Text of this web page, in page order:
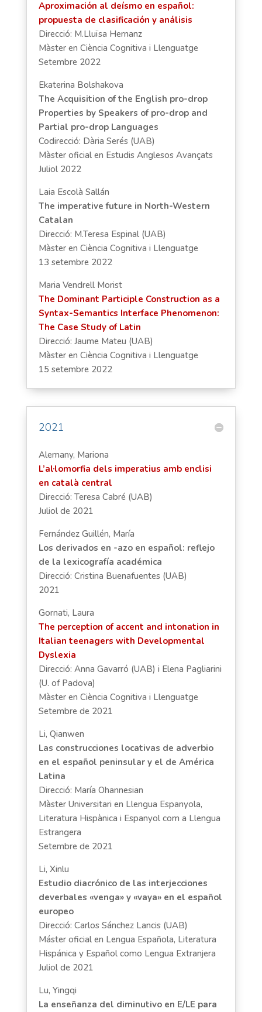
Aproximación al deísmo en español:
propuesta de clasificación y análisis
Direcció: M.Lluïsa Hernanz
Màster en Ciència Cognitiva i Llenguatge
Setembre 2022
Ekaterina Bolshakova
The Acquisition of the English pro-drop
Properties by Speakers of pro-drop and
Partial pro-drop Languages
Codirecció: Dària Serés (UAB)
Màster oficial en Estudis Anglesos Avançats
Juliol 2022
Laia Escolà Sallán
The imperative future in North-Western
Catalan
Direcció: M.Teresa Espinal (UAB)
Màster en Ciència Cognitiva i Llenguatge
13 setembre 2022
Maria Vendrell Morist
The Dominant Participle Construction as a
Syntax-Semantics Interface Phenomenon:
The Case Study of Latin
Direcció: Jaume Mateu (UAB)
Màster en Ciència Cognitiva i Llenguatge
15 setembre 2022
2021
Alemany, Mariona
L’al·lomorfia dels imperatius amb enclisi
en català central
Direcció: Teresa Cabré (UAB)
Juliol de 2021
Fernández Guillén, María
Los derivados en -azo en español: reflejo
de la lexicografía académica
Direcció: Cristina Buenafuentes (UAB)
2021
Gornati, Laura
The perception of accent and intonation in
Italian teenagers with Developmental
Dyslexia
Direcció: Anna Gavarró (UAB) i Elena Pagliarini
(U. of Padova)
Màster en Ciència Cognitiva i Llenguatge
Setembre de 2021
Li, Qianwen
Las construcciones locativas de adverbio
en el español peninsular y el de América
Latina
Direcció: María Ohannesian
Màster Universitari en Llengua Espanyola,
Literatura Hispànica i Espanyol com a Llengua
Estrangera
Setembre de 2021
Li, Xinlu
Estudio diacrónico de las interjecciones
deverbales «venga» y «vaya» en el español
europeo
Direcció: Carlos Sánchez Lancis (UAB)
Máster oficial en Lengua Española, Literatura
Hispánica y Español como Lengua Extranjera
Juliol de 2021
Lu, Yingqi
La enseñanza del diminutivo en E/LE para